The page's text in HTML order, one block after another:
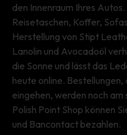
den Innenraum Ihres
Reisetaschen, Koffer,
Herstellung von Stipt
Lanolin und Avocadoöl
die Sonne und lässt das
heute online.
eingehen, werden noch
Polish Point Shop können
und Bancontact bezahlen.